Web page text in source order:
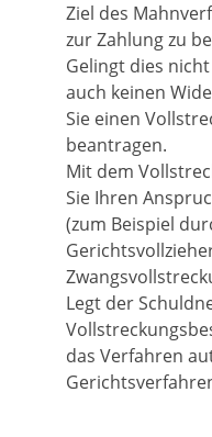
Ziel des
zur Zahlung zu
Gelingt dies
auch keinen
Sie einen
beantragen.
Mit dem
Sie Ihren
(zum Beispiel
Legt der
das Verfahren